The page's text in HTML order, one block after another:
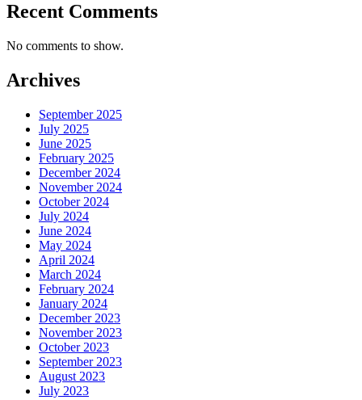
Recent Comments
No comments to show.
Archives
September 2025
July 2025
June 2025
February 2025
December 2024
November 2024
October 2024
July 2024
June 2024
May 2024
April 2024
March 2024
February 2024
January 2024
December 2023
November 2023
October 2023
September 2023
August 2023
July 2023